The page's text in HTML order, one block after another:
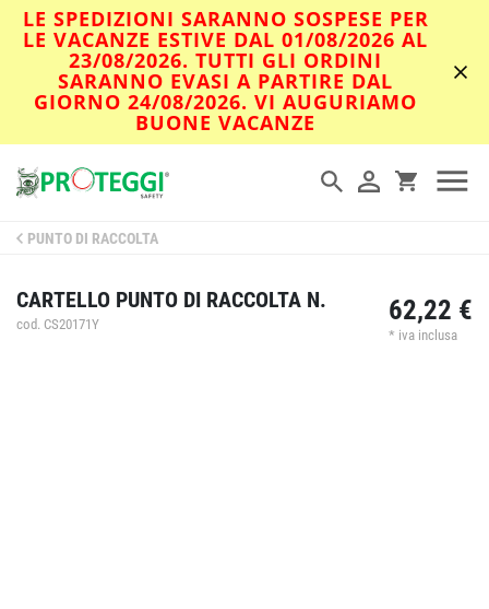
LE SPEDIZIONI SARANNO SOSPESE PER
LE VACANZE ESTIVE DAL 01/08/2026 AL
23/08/2026. TUTTI GLI ORDINI
SARANNO EVASI A PARTIRE DAL
GIORNO 24/08/2026. VI AUGURIAMO
BUONE VACANZE
PUNTO DI RACCOLTA
CARTELLO PUNTO DI RACCOLTA N.
cod. CS20171Y 62,22 €
* iva inclusa